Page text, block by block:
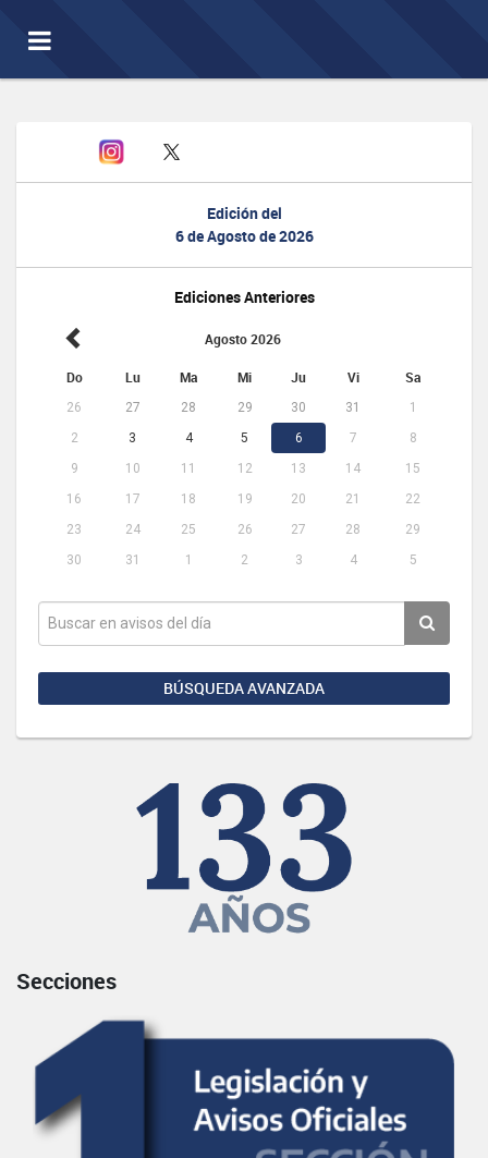
Toggle
navigation
Edición del
6 de Agosto de 2026
Ediciones Anteriores
Agosto 2026
Do Lu Ma Mi Ju Vi Sa
26 27 28 29 30 31
1
2
3 4 5 6 7
8
9
10 11 12 13 14
15
16
17 18 19 20 21
22
23
24 25 26 27 28
29
30
31 1 2 3 4 5
BÚSQUEDA AVANZADA
Secciones